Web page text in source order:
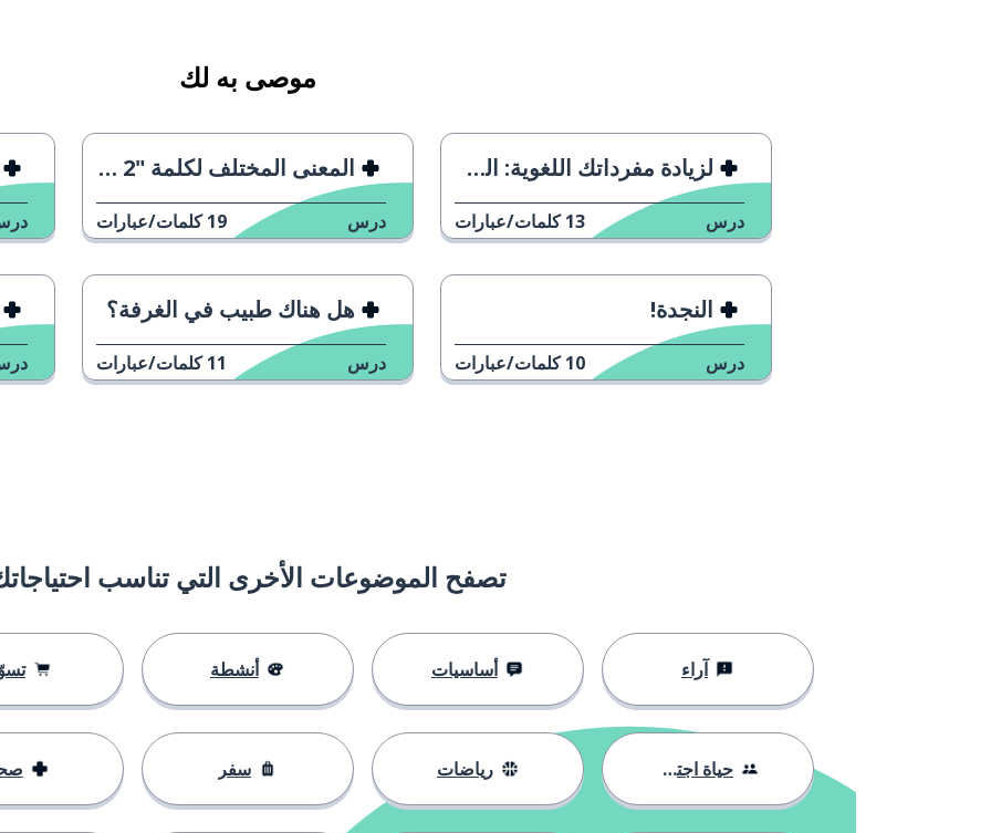
موصى به لك
لزيادة مفرداتك اللغوية: الصحة
درس 13 كلمات/عبارات
المعنى المختلف لكلمة "Constipado" 2
درس 19 كلمات/عبارات
النجدة!
درس 10 كلمات/عبارات
هل هناك طبيب في الغرفة؟
درس 11 كلمات/عبارات
تصفح الموضوعات الأخرى التي تناسب
آراء أساسيات أنشطة
حياة اجتماعية رياضات سفر